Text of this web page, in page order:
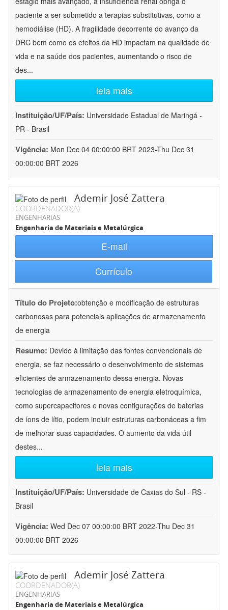
paciente a ser submetido a terapias substitutivas, como a
hemodiálise (HD). A fragilidade decorrente do avanço da
DRC bem como os efeitos da HD impactam na qualidade de
vida e na saúde dos pacientes, aumentando o risco de
des...
leia mais
Instituição/UF/País: Universidade Estadual de Maringá -
PR - Brasil
Vigência: Mon Dec 04 00:00:00 BRT 2023-Thu Dec 31
00:00:00 BRT 2026
Ademir José Zattera
COORDENADOR(A)
ENGENHARIAS
Engenharia de Materiais e Metalúrgica
E-mail
Currículo
Título do Projeto:obtenção e modificação de estruturas
carbonosas para potenciais aplicações de armazenamento
de energia
Resumo: Devido à limitação das fontes convencionais de
energia, se faz necessário o desenvolvimento de sistemas
eficientes de armazenamento dessa energia. Novas
tecnologias de armazenamento de energia eletroquímica,
como supercapacitores e novas configurações de baterias
de íons de lítio, podem incluir estruturas carbonáceas a fim
de melhorar suas capacidades. O aumento da vida útil
destes...
leia mais
Instituição/UF/País: Universidade de Caxias do Sul - RS -
Brasil
Vigência: Wed Dec 07 00:00:00 BRT 2022-Thu Dec 31
00:00:00 BRT 2026
Ademir José Zattera
COORDENADOR(A)
ENGENHARIAS
Engenharia de Materiais e Metalúrgica